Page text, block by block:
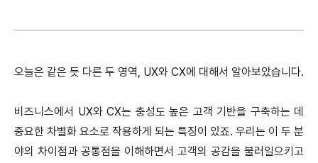
오늘은 같은 듯 다른 두 영역, UX와 CX에 대해서 알아보았습니다.
비즈니스에서 UX와 CX는 충성도 높은 고객 기반을 구축하는 데
중요한 차별화 요소로 작용하게 되는 특징이 있죠. 우리는 이 두 분
야의 차이점과 공통점을 이해하면서 고객의 공감을 불러일으키고